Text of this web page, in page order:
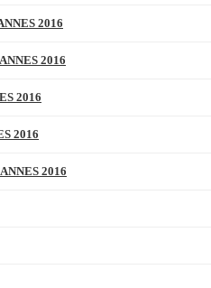
2016
2016
2016
2016
2016